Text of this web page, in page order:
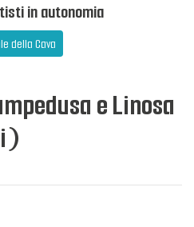
in autonomia
della Cava
e Linosa